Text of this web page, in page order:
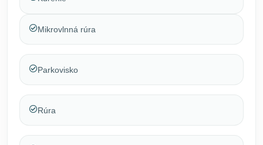
Mikrovlnná rúra
Parkovisko
Rúra